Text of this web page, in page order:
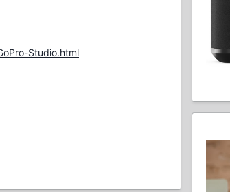
Studio.html